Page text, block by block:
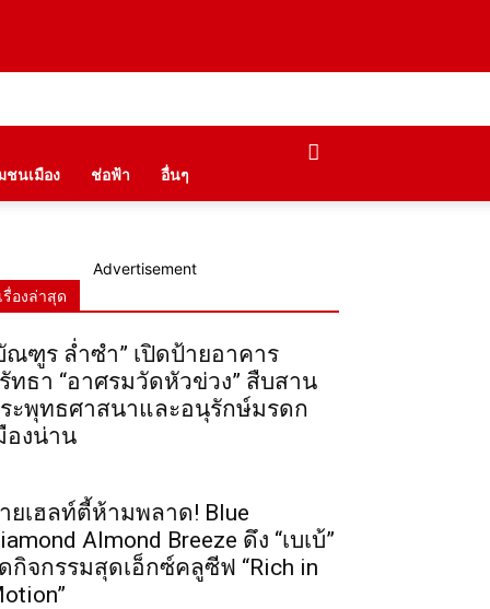
ชนเมือง ช่อฟ้า อื่นๆ
Advertisement
เรื่องล่าสุด
ณฑูร ล่ำซำ” เปิดป้ายอาคาร
ทธา “อาศรมวัดหัวข่วง” สืบสาน
ะพุทธศาสนาและอนุรักษ์มรดก
องน่าน
ยเฮลท์ตี้ห้ามพลาด! Blue
Almond Breeze ดึง “เบเบ้”
กิจกรรมสุดเอ็กซ์คลูซีฟ “Rich in